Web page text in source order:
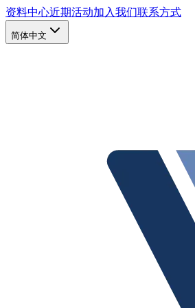
资料中心近期活动加入我们联系方式
简体中文